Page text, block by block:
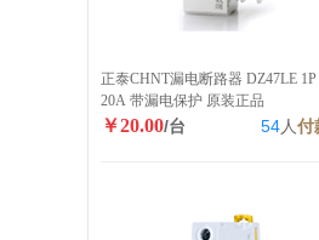
正泰CHNT漏电断路器 DZ47LE 1P
20A 带漏电保护 原装正品
￥20.00/台 54人付